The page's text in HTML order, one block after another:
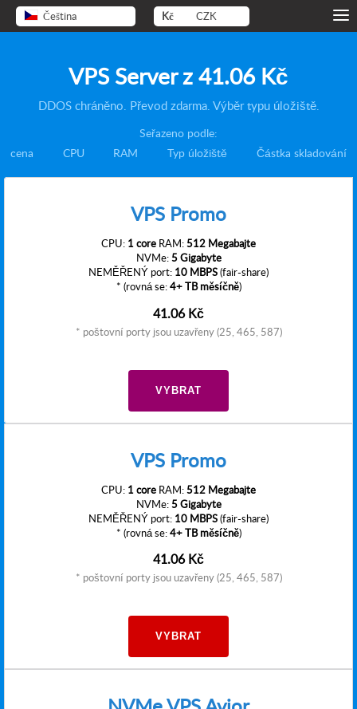
Čeština Kč CZK
VPS Server z41.06 Kč
DDOS chráněno. Převod zdarma. Výběr typu úložiště.
Seřazeno podle:
cena
CPU RAM Typ úložiště Částka skladování
VPS Promo
CPU: 1 core RAM:512 Megabajte
NVMe:5 Gigabyte
NEMĚŘENÝ port: 10 MBPS(fair-share)
* (rovná se:4+ TB měsíčně)
41.06 Kč
* poštovní porty jsou uzavřeny (25, 465, 587)
VYBRAT
VPS Promo
CPU: 1 core RAM:512 Megabajte
NVMe:5 Gigabyte
NEMĚŘENÝ port: 10 MBPS(fair-share)
* (rovná se:4+ TB měsíčně)
41.06 Kč
* poštovní porty jsou uzavřeny (25, 465, 587)
VYBRAT